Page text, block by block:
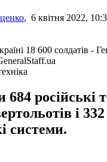
, 6 квітня 2022,
російські
і 332
системи.